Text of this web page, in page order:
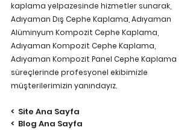
kaplama yelpazesinde hizmetler sunarak,
Adıyaman Dış Cephe Kaplama, Adıyaman
Alüminyum Kompozit Cephe Kaplama,
Adıyaman Kompozit Cephe Kaplama,
Adıyaman Kompozit Panel Cephe Kaplama
süreçlerinde profesyonel ekibimizle
müşterilerimizin yanındayız.
<  Site Ana Sayfa
<  Blog Ana Sayfa